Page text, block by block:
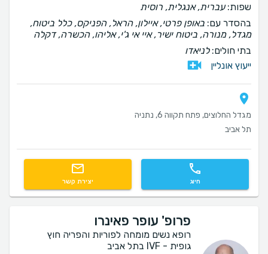
שפות:עברית, אנגלית, רוסית
בהסדר עם: באופן פרטי, איילון, הראל, הפניקס, כלל ביטוח,
מגדל, מנורה, ביטוח ישיר, איי אי ג'י, אליהו, הכשרה, דקלה
בתי חולים:לניאדו
ייעוץ אונליין
מגדל החלוצים, פתח תקווה 6, נתניה
תל אביב
חיוג יצירת קשר
פרופ' עופר פאינרו
רופא נשים מומחה לפוריות והפריה חוץ
גופית - IVF בתל אביב